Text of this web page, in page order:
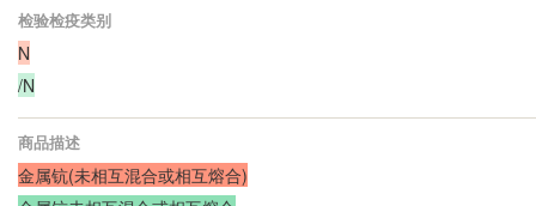
检验检疫类别
N
/N
商品描述
金属钪(未相互混合或相互熔合)